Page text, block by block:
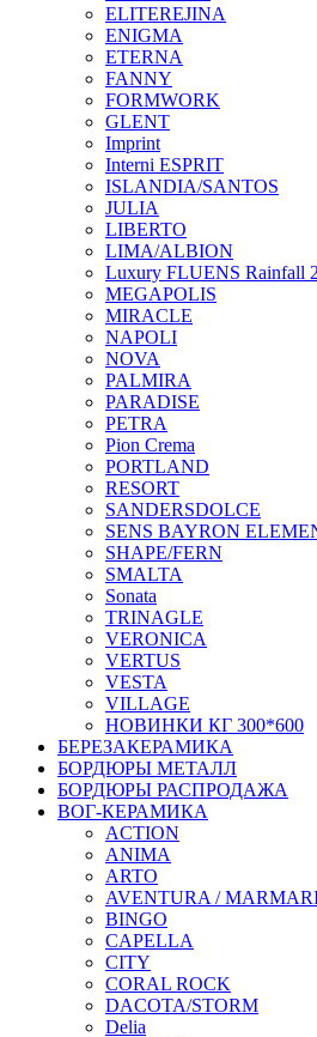
ELITEREJINA
ENIGMA
ETERNA
FANNY
FORMWORK
GLENT
Imprint
Interni ESPRIT
ISLANDIA/SANTOS
JULIA
LIBERTO
LIMA/ALBION
Luxury FLUENS Rainfall
MEGAPOLIS
MIRACLE
NAPOLI
NOVA
PALMIRA
PARADISE
PETRA
Pion Crema
PORTLAND
RESORT
SANDERSDOLCE
SENS BAYRON
SHAPE/FERN
SMALTA
Sonata
TRINAGLE
VERONICA
VERTUS
VESTA
VILLAGE
НОВИНКИ КГ 300*600
БЕРЕЗАКЕРАМИКА
БОРДЮРЫ МЕТАЛЛ
БОРДЮРЫ РАСПРОДАЖА
ВОГ-КЕРАМИКА
ACTION
ANIMA
ARTO
AVENTURA /
BINGO
CAPELLA
CITY
CORAL ROCK
DACOTA/STORM
Delia